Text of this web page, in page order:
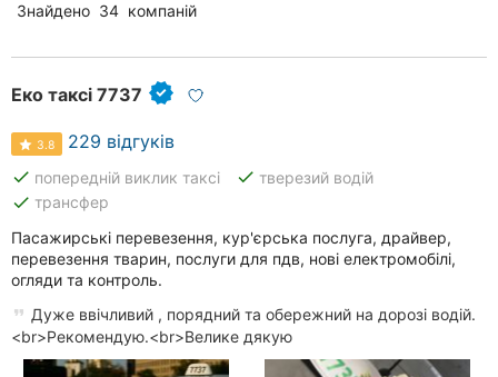
Знайдено 34 компаній
Еко таксі 7737
3.8 229 відгуків
done попередній виклик таксі done тверезий водій
done трансфер
Пасажирські перевезення, кур'єрська послуга, драйвер,
перевезення тварин, послуги для пдв, нові електромобілі,
огляди та контроль.
Дуже ввічливий , порядний та обережний на дорозі водій.
<br>Рекомендую.<br>Велике дякую